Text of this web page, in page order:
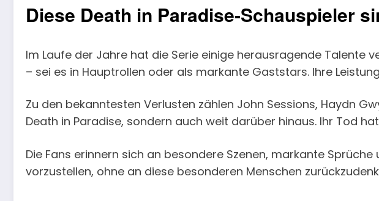
Diese Death in Paradise-Schauspieler
Im Laufe der Jahre hat die Serie einige herausragende Talente
– sei es in Hauptrollen oder als markante Gaststars. Ihre
Zu den bekanntesten Verlusten zählen John Sessions, Haydn
Death in Paradise, sondern auch weit darüber hinaus. Ihr Tod
Die Fans erinnern sich an besondere Szenen, markante
vorzustellen, ohne an diese besonderen Menschen